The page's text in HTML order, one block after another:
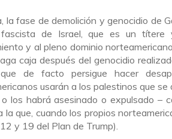
la fase de demolición y genocidio de
de Israel, que es un títere
y al pleno dominio
caja después del genocidio
de facto persigue hacer
usarán a los palestinos que
los habrá asesinado o expulsado –
la que, cuando los propios
y 19 del Plan de Trump).